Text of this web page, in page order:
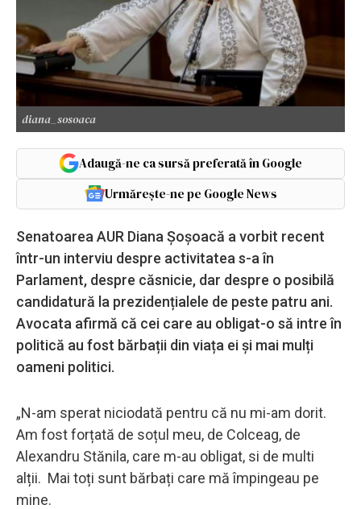
diana_sosoaca
Adaugă-ne ca sursă preferată în Google
Urmărește-ne pe Google News
Senatoarea AUR Diana Șoșoacă a vorbit recent
într-un interviu despre activitatea s-a în
Parlament, despre căsnicie, dar despre o posibilă
candidatură la prezidențialele de peste patru ani.
Avocata afirmă că cei care au obligat-o să intre în
politică au fost bărbații din viața ei și mai mulți
oameni politici.
„N-am sperat niciodată pentru că nu mi-am dorit.
Am fost forțată de soțul meu, de Colceag, de
Alexandru Stănila, care m-au obligat, si de multi
alții. Mai toți sunt bărbați care mă împingeau pe
mine.